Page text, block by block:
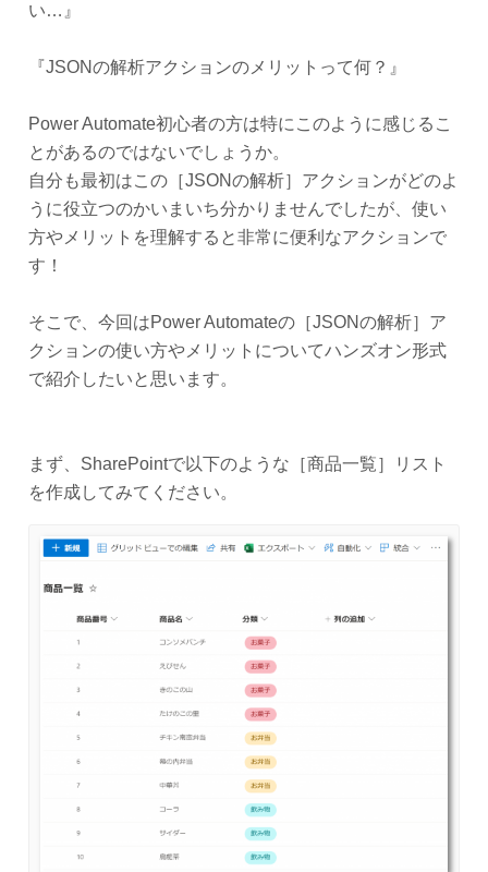
い…』
『JSONの解析アクションのメリットって何？』
Power Automate初心者の方は特にこのように感じるこ
とがあるのではないでしょうか。
自分も最初はこの［JSONの解析］アクションがどのよ
うに役立つのかいまいち分かりませんでしたが、使い
方やメリットを理解すると非常に便利なアクションで
す！
そこで、今回はPower Automateの［JSONの解析］ア
クションの使い方やメリットについてハンズオン形式
で紹介したいと思います。
まず、SharePointで以下のような［商品一覧］リスト
を作成してみてください。